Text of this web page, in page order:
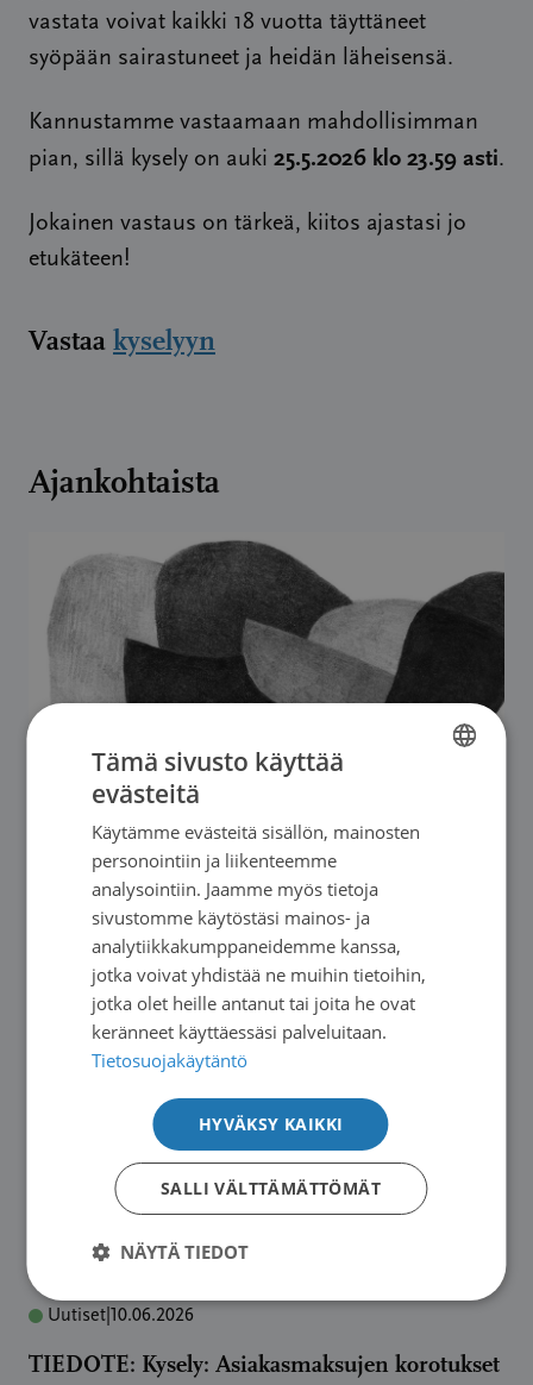
vastata voivat kaikki 18 vuotta täyttäneet
syöpään sairastuneet ja heidän läheisensä.
Kannustamme vastaamaan mahdollisimman
pian, sillä kysely on auki 25.5.2026 klo 23.59 asti.
Jokainen vastaus on tärkeä, kiitos ajastasi jo
etukäteen!
Vastaa kyselyyn
Ajankohtaista
Uutiset|11.06.2026
Potilasopasvalikoima päivittyy
Uutiset 10.06.2026
TIEDOTE: Kysely: Asiakasmaksujen korotukset
SWEDISH
Tämä sivusto käyttää
evästeitä
Käytämme evästeitä sisällön, mainosten
personointiin ja liikenteemme
analysointiin. Jaamme myös tietoja
sivustomme käytöstäsi mainos- ja
analytiikkakumppaneidemme kanssa,
jotka voivat yhdistää ne muihin tietoihin,
jotka olet heille antanut tai joita he ovat
keränneet käyttäessäsi palveluitaan.
Tietosuojakäytäntö
HYVÄKSY KAIKKI
SALLI VÄLTTÄMÄTTÖMÄT
NÄYTÄ TIEDOT